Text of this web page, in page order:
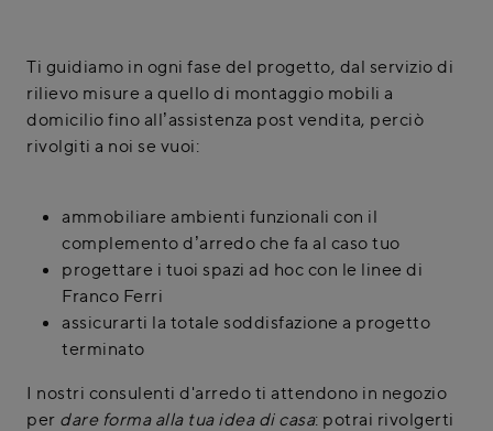
Ti guidiamo in ogni fase del progetto, dal servizio di
rilievo misure a quello di montaggio mobili a
domicilio fino all’assistenza post vendita, perciò
rivolgiti a noi se vuoi:
ammobiliare ambienti funzionali con il
complemento d’arredo che fa al caso tuo
progettare i tuoi spazi ad hoc con le linee di
Franco Ferri
assicurarti la totale soddisfazione a progetto
terminato
I nostri consulenti d'arredo ti attendono in negozio
per dare forma alla tua idea di casa: potrai rivolgerti